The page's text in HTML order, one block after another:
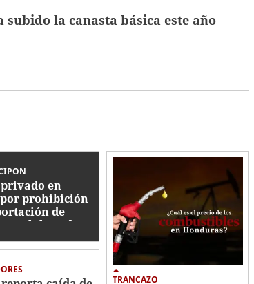
subido la canasta básica este año
en
prohibición
de
elaborados
forzoso
TRANCAZO